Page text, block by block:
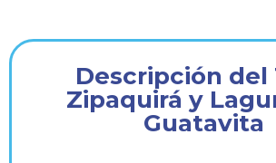
Descripción del
Zipaquirá y
Guatavita​